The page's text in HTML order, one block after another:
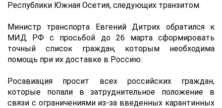
Республики Южная Осетия, следующих транзитом.
Министр транспорта Евгений Дитрих обратился к
МИД РФ с просьбой до 26 марта сформировать
точный список граждан, которым необходима
помощь при их доставке в Россию.
Росавиация просит всех российских граждан,
которые попали в затруднительное положение в
связи с ограничениями из-за введенных карантинных